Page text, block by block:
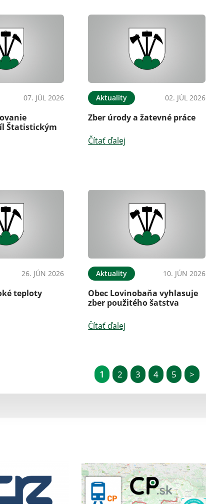
07. JÚL 2026
Štatistickým
Aktuality 02. JÚL 2026
Zber úrody a žatevné práce
Čítať ďalej
26. JÚN 2026
teploty
Aktuality 10. JÚN 2026
Obec Lovinobaňa vyhlasuje
zber použitého šatstva
Čítať ďalej
1 2 3 4 5 >